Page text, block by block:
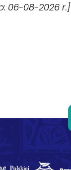
06-08-2026 r.]